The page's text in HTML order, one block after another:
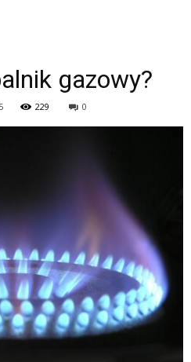
gazowy?
229 0